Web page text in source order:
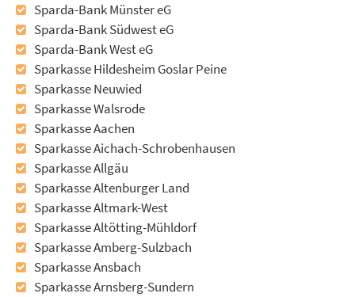
Sparda-Bank Münster eG
Sparda-Bank Südwest eG
Sparda-Bank West eG
Sparkasse Hildesheim Goslar Peine
Sparkasse Neuwied
Sparkasse Walsrode
Sparkasse Aachen
Sparkasse Aichach-Schrobenhausen
Sparkasse Allgäu
Sparkasse Altenburger Land
Sparkasse Altmark-West
Sparkasse Altötting-Mühldorf
Sparkasse Amberg-Sulzbach
Sparkasse Ansbach
Sparkasse Arnsberg-Sundern